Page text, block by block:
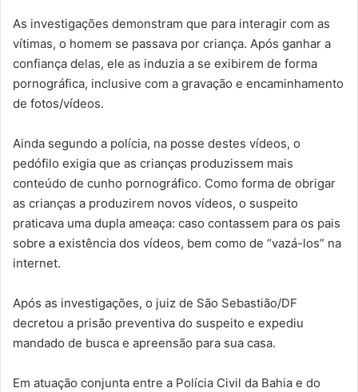
As investigações demonstram que para interagir com as
vítimas, o homem se passava por criança. Após ganhar a
confiança delas, ele as induzia a se exibirem de forma
pornográfica, inclusive com a gravação e encaminhamento
de fotos/vídeos.
Ainda segundo a polícia, na posse destes vídeos, o
pedófilo exigia que as crianças produzissem mais
conteúdo de cunho pornográfico. Como forma de obrigar
as crianças a produzirem novos vídeos, o suspeito
praticava uma dupla ameaça: caso contassem para os pais
sobre a existência dos vídeos, bem como de “vazá-los” na
internet.
Após as investigações, o juiz de São Sebastião/DF
decretou a prisão preventiva do suspeito e expediu
mandado de busca e apreensão para sua casa.
Em atuação conjunta entre a Polícia Civil da Bahia e do